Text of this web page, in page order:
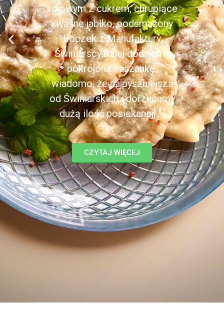
sojowym z cukrem, chrupiące
kwaśne jabłko, podsmażony
boczek z Manufaktury
Świniarscy.Dalej dodajemy
pokrojoną kaszankę,
wiadomo, że najpyszniejsza
od Świniarskich i dorzucamy
dużą ilość posiekanej[...]
CZYTAJ WIĘCEJ